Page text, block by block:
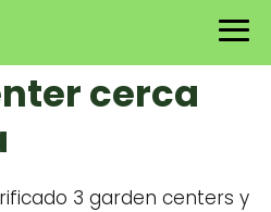
cerca
3 garden centers y